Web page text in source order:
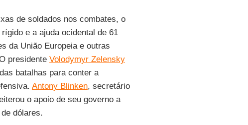
de soldados nos combates, o
e a ajuda ocidental de 61
da União Europeia e outras
presidente Volodymyr Zelensky
batalhas para conter a
Antony Blinken, secretário
o apoio de seu governo a
dólares.